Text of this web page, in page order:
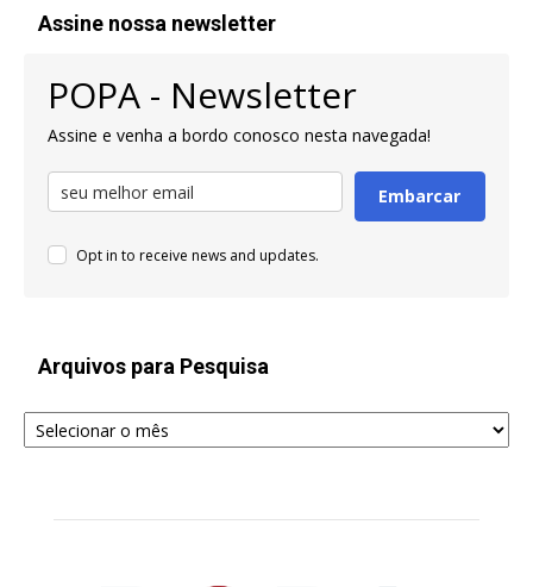
Assine nossa newsletter
POPA - Newsletter
Assine e venha a bordo conosco nesta navegada!
Embarcar
Opt in to receive news and updates.
Arquivos para Pesquisa
Arquivos
para